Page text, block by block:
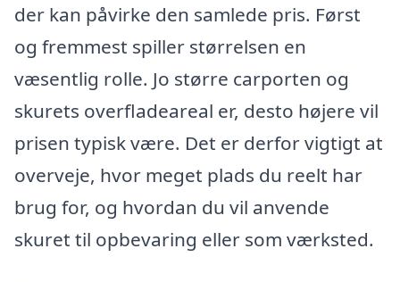
der kan påvirke den samlede pris. Først
og fremmest spiller størrelsen en
væsentlig rolle. Jo større carporten og
skurets overfladeareal er, desto højere vil
prisen typisk være. Det er derfor vigtigt at
overveje, hvor meget plads du reelt har
brug for, og hvordan du vil anvende
skuret til opbevaring eller som værksted.